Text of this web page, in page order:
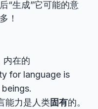
“生成”它可能的意
！
内在的
for language is
能力是人类固有的。